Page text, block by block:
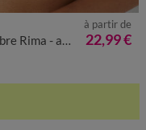
avec armatures
à partir de
22,99 €